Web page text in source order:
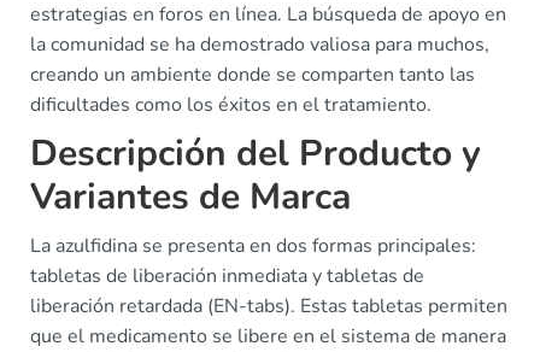
estrategias en foros en línea. La búsqueda de apoyo en
la comunidad se ha demostrado valiosa para muchos,
creando un ambiente donde se comparten tanto las
dificultades como los éxitos en el tratamiento.
Descripción del Producto y
Variantes de Marca
La azulfidina se presenta en dos formas principales:
tabletas de liberación inmediata y tabletas de
liberación retardada (EN-tabs). Estas tabletas permiten
que el medicamento se libere en el sistema de manera